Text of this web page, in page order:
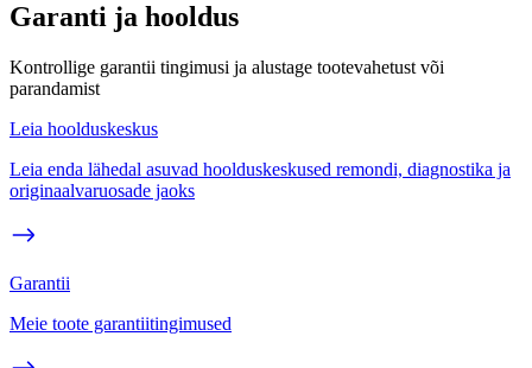
Garanti ja hooldus
Kontrollige garantii tingimusi ja alustage tootevahetust või
parandamist
Leia hoolduskeskus
Leia enda lähedal asuvad hoolduskeskused remondi, diagnostika ja
originaalvaruosade jaoks
Garantii
Meie toote garantiitingimused